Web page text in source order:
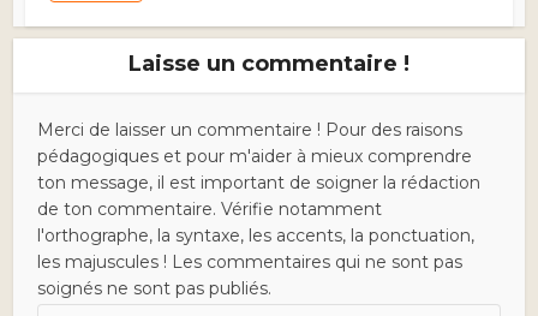
Laisse un commentaire !
Merci de laisser un commentaire ! Pour des raisons
pédagogiques et pour m'aider à mieux comprendre
ton message, il est important de soigner la rédaction
de ton commentaire. Vérifie notamment
l'orthographe, la syntaxe, les accents, la ponctuation,
les majuscules ! Les commentaires qui ne sont pas
soignés ne sont pas publiés.